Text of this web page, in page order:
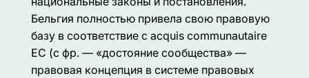
Бельгия полностью привела свою правовую
базу в соответствие с acquis communautaire
ЕС (с фр. — «достояние сообщества» —
правовая концепция в системе правовых